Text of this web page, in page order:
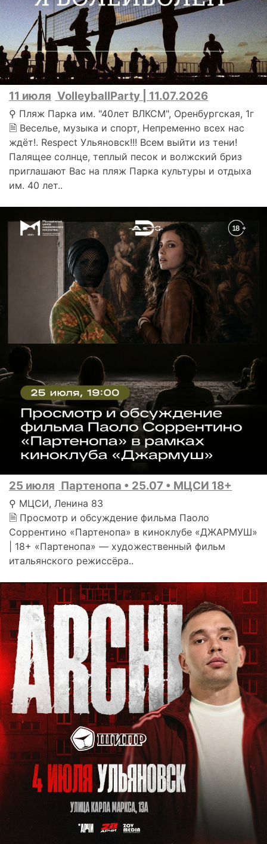
11 июля VolleyballParty | 11.07.2026
⚲ Пляж Парка им. "40лет ВЛКСМ", Оренбургская, 1г
🗎 Веселье, музыка и спорт, Непременно всех нас
ждёт!. Respect Ульяновск!!! Всем выйти из тени!
Палящее солнце, теплый песок и волжский бриз
приглашают Вас на пляж Парка культуры и отдыха
им. 40 лет..
25 июля Партенопа • 25.07 • МЦСИ 18+
⚲ МЦСИ, Ленина 83
🗎 Просмотр и обсуждение фильма Паоло
Соррентино «Партенопа» в киноклубе «ДЖАРМУШ»
| 18+ «Партенопа» — художественный фильм
итальянского режиссёра..